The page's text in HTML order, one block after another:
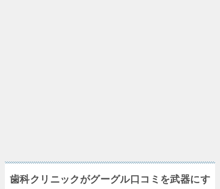
歯科クリニックがグーグル口コミを武器にす